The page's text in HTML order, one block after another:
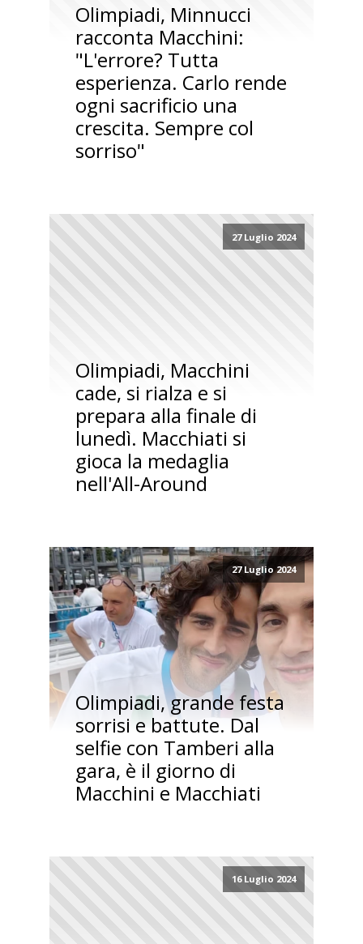
Olimpiadi, Minnucci
racconta Macchini:
"L'errore? Tutta
esperienza. Carlo rende
ogni sacrificio una
crescita. Sempre col
sorriso"
27 Luglio 2024
Olimpiadi, Macchini
cade, si rialza e si
prepara alla finale di
lunedì. Macchiati si
gioca la medaglia
nell'All-Around
27 Luglio 2024
Olimpiadi, grande festa
sorrisi e battute. Dal
selfie con Tamberi alla
gara, è il giorno di
Macchini e Macchiati
16 Luglio 2024